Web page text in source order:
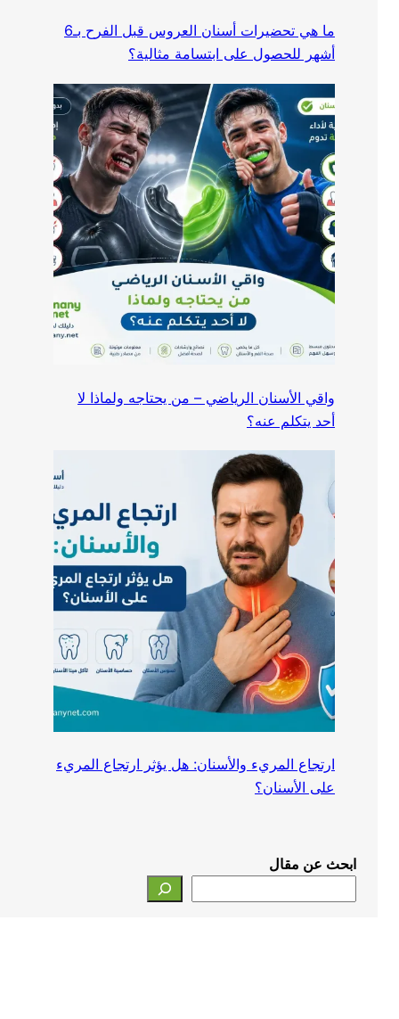
ما هي تحضيرات أسنان العروس قبل الفرح بـ6
أشهر للحصول على ابتسامة مثالية؟
واقي الأسنان الرياضي – من يحتاجه ولماذا لا
أحد يتكلم عنه؟
ارتجاع المريء والأسنان: هل يؤثر ارتجاع المريء
على الأسنان؟
ابحث عن مقال